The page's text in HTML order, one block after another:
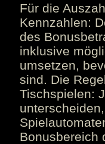
Für die
Kennzahlen:
des
inklusive
umsetzen,
sind. Die
Tischspielen:
Bonusbereich